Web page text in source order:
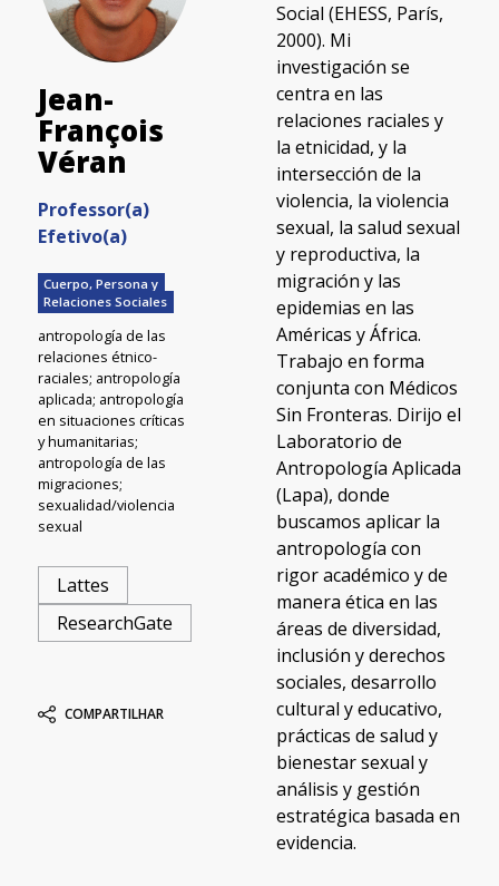
Jean-
François
Véran​
Professor(a)
Efetivo(a)
Cuerpo, Persona y
Relaciones Sociales
antropología de las
relaciones étnico-
raciales; antropología
aplicada; antropología
en situaciones críticas
y humanitarias;
antropología de las
migraciones;
sexualidad/violencia
sexual
Lattes
ResearchGate
COMPARTILHAR
Social (EHESS, París,
2000). Mi
investigación se
centra en las
relaciones raciales y
la etnicidad, y la
intersección de la
violencia, la violencia
sexual, la salud sexual
y reproductiva, la
migración y las
epidemias en las
Américas y África.
Trabajo en forma
conjunta con Médicos
Sin Fronteras. Dirijo el
Laboratorio de
Antropología Aplicada
(Lapa), donde
buscamos aplicar la
antropología con
rigor académico y de
manera ética en las
áreas de diversidad,
inclusión y derechos
sociales, desarrollo
cultural y educativo,
prácticas de salud y
bienestar sexual y
análisis y gestión
estratégica basada en
evidencia.